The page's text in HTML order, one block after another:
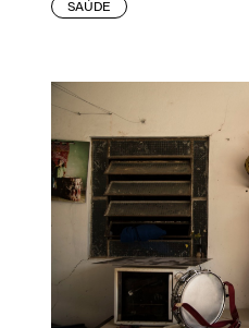
SAÚDE